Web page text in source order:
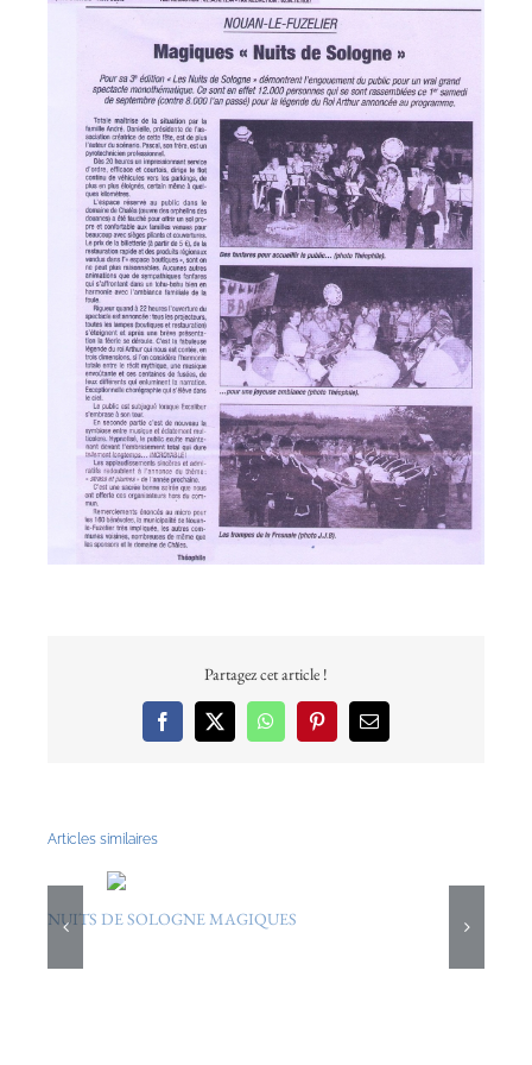
Partagez cet article !
Facebook
X WhatsAppPinterestEmail
Articles similaires
NUITS DE SOLOGNE MAGIQUES